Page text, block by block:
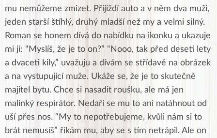
mu nemůžeme zmizet. Přijíždí auto a v něm dva muži,
jeden starší štíhlý, druhý mladší než my a velmi silný.
Roman se honem dívá do nabídku na ikonku a ukazuje
mi ji: “Myslíš, že je to on?” “Nooo, tak před deseti lety
a dvaceti kily,” uvažuju a dívám se střídavě na obrázek
a na vystupující muže. Ukáže se, že je to skutečně
majitel bytu. Chce si nasadit roušku, ale má jen
malinký respirátor. Nedaří se mu to ani natáhnout od
uší přes nos. “My to nepotřebujeme, kvůli nám si to
brát nemusíš” říkám mu, aby se s tím netrápil. Ale on